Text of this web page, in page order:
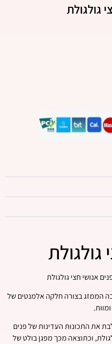
אנושי חצי גולגולת
הממזג בצורה חלקה אלמנטים של
את התכונות העדינות של פנים
וכתוצאה מכך מפגן בולט של